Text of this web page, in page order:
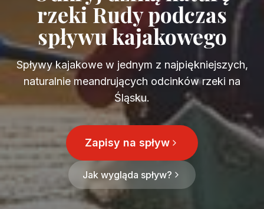
rzeki Rudy podczas
spływu kajakowego
Spływy kajakowe w jednym z najpiękniejszych,
naturalnie meandrujących odcinków rzeki na
Śląsku.
Zapisy na spływ
Jak wygląda spływ?